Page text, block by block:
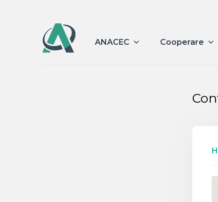
ANACEC Cooperare